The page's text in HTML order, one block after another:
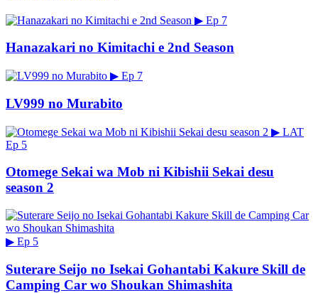
▶ Ep 7
Hanazakari no Kimitachi e 2nd Season
▶ Ep 7
LV999 no Murabito
▶ LAT
Ep 5
Otomege Sekai wa Mob ni Kibishii Sekai desu
season 2
▶ Ep 5
Suterare Seijo no Isekai Gohantabi Kakure Skill de
Camping Car wo Shoukan Shimashita